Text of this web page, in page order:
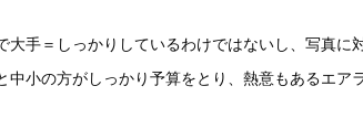
大手＝しっかりしているわけではないし、写真に
中小の方がしっかり予算をとり、熱意もあるエア